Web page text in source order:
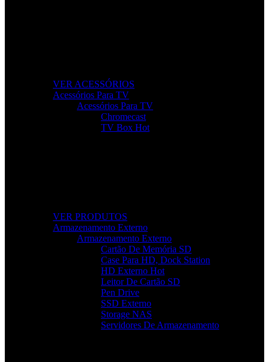
VER ACESSÓRIOS
Acessórios Para TV
Acessórios Para TV
Chromecast
TV Box Hot
VER PRODUTOS
Armazenamento Externo
Armazenamento Externo
Cartão De Memória SD
Case Para HD, Dock Station
HD Externo Hot
Leitor De Cartão SD
Pen Drive
SSD Externo
Storage NAS
Servidores De Armazenamento